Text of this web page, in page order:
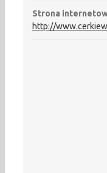
Strona
http://